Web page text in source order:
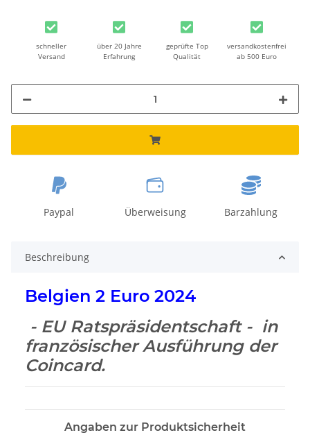
schneller
Versand
über 20 Jahre
Erfahrung
geprüfte Top
Qualität
versandkostenfrei
ab 500 Euro
Paypal Überweisung Barzahlung
Beschreibung
Belgien 2 Euro 2024
- EU Ratspräsidentschaft - in
französischer Ausführung der
Coincard.
Angaben zur Produktsicherheit